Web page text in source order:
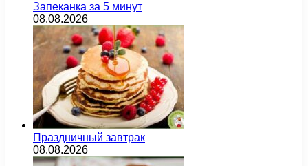
Запеканка за 5 минут
08.08.2026
Праздничный завтрак
08.08.2026